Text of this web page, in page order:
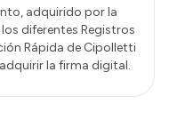
adquirido por la
diferentes Registros
Rápida de Cipolletti
la firma digital.